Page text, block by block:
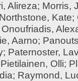
Alireza; Morris,
Northstone, Kate;
Onoufriadis,
Aarno;
; Paternoster,
Pietilainen, Olli;
; Raymond,